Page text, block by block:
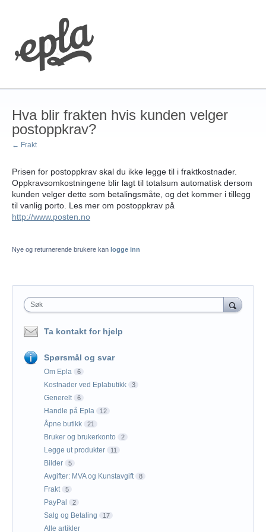
Hva blir frakten hvis kunden velger
postoppkrav?
← Frakt
Prisen for postoppkrav skal du ikke legge til i fraktkostnader.
Oppkravsomkostningene blir lagt til totalsum automatisk dersom
kunden velger dette som betalingsmåte, og det kommer i tillegg
til vanlig porto. Les mer om postoppkrav på
http://www.posten.no
Nye og returnerende brukere kan logge inn
Søk
Ta kontakt for hjelp
Spørsmål og svar
Om Epla 6
Kostnader ved Eplabutikk 3
Generelt 6
Handle på Epla 12
Åpne butikk 21
Bruker og brukerkonto 2
Legge ut produkter 11
Bilder 5
Avgifter: MVA og Kunstavgift 8
Frakt 5
PayPal 2
Salg og Betaling 17
Alle artikler